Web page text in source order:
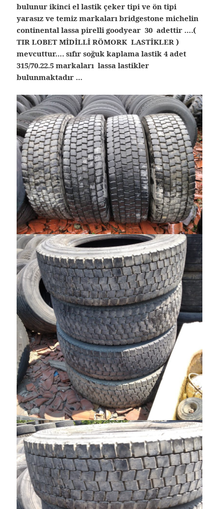
bulunur ikinci el lastik çeker tipi ve ön tipi
yarasız ve temiz markaları bridgestone michelin
continental lassa pirelli goodyear 30 adettir ….(
TIR LOBET MİDİLLİ RÖMORK LASTİKLER )
mevcuttur…. sıfır soğuk kaplama lastik 4 adet
315/70.22.5 markaları lassa lastikler
bulunmaktadır …